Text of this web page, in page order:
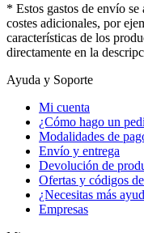
* Estos gastos de envío
costes adicionales, por
características de los
directamente en la
Ayuda y Soporte
Mi cuenta
¿Cómo hago un
Modalidades de
Envío y entrega
Devolución de
Ofertas y códigos
¿Necesitas más
Empresas